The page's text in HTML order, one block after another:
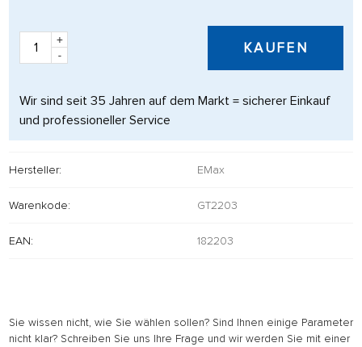
+
-
KAUFEN
Wir sind seit 35 Jahren auf dem Markt = sicherer Einkauf
und professioneller Service
Hersteller: EMax
Warenkode: GT2203
EAN: 182203
Sie wissen nicht, wie Sie wählen sollen? Sind Ihnen einige Parameter
nicht klar? Schreiben Sie uns Ihre Frage und wir werden Sie mit einer